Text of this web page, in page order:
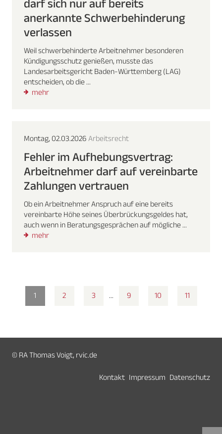
darf sich nur auf bereits
anerkannte Schwerbehinderung
verlassen
Weil schwerbehinderte Arbeitnehmer besonderen
Kündigungsschutz genießen, musste das
Landesarbeitsgericht Baden-Württemberg (LAG)
entscheiden, ob die ...
mehr
Montag, 02.03.2026 Arbeitsrecht
Fehler im Aufhebungsvertrag:
Arbeitnehmer darf auf vereinbarte
Zahlungen vertrauen
Ob ein Arbeitnehmer Anspruch auf eine bereits
vereinbarte Höhe seines Überbrückungsgeldes hat,
auch wenn in Beratungsgesprächen auf mögliche ...
mehr
1 2 3 ... 9 10 11
© RA Thomas Voigt, rvic.de
Kontakt Impressum Datenschutz